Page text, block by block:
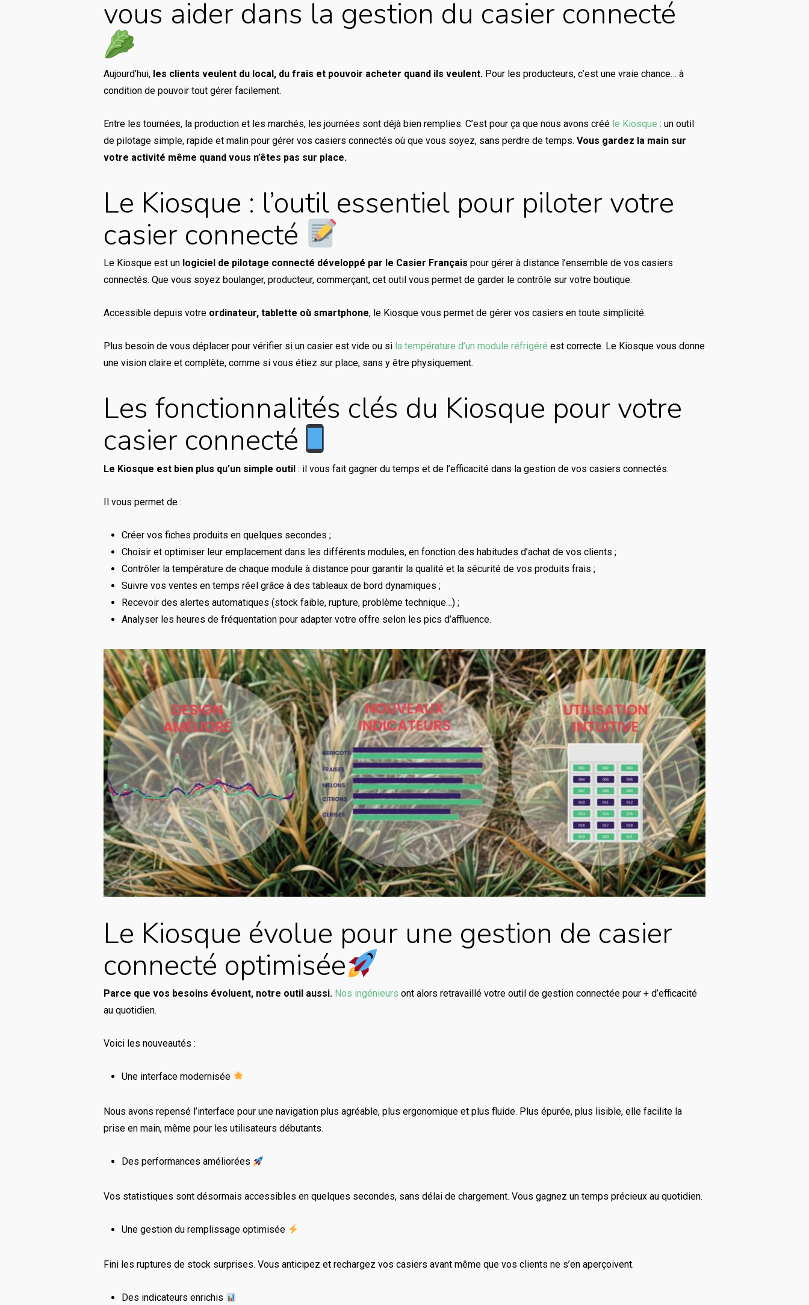
vous aider dans la gestion du casier connecté
Aujourd’hui, les clients veulent du local, du frais et pouvoir acheter quand ils veulent. Pour les producteurs, c’est une vraie chance… à
condition de pouvoir tout gérer facilement.
Entre les tournées, la production et les marchés, les journées sont déjà bien remplies. C’est pour ça que nous avons créé le Kiosque : un outil
de pilotage simple, rapide et malin pour gérer vos casiers connectés où que vous soyez, sans perdre de temps. Vous gardez la main sur
votre activité même quand vous n’êtes pas sur place.
Le Kiosque : l’outil essentiel pour piloter votre
casier connecté
Le Kiosque est un logiciel de pilotage connecté développé par le Casier Français pour gérer à distance l’ensemble de vos casiers
connectés. Que vous soyez boulanger, producteur, commerçant, cet outil vous permet de garder le contrôle sur votre boutique.
Accessible depuis votre ordinateur, tablette où smartphone, le Kiosque vous permet de gérer vos casiers en toute simplicité.
Plus besoin de vous déplacer pour vérifier si un casier est vide ou si la température d’un module réfrigéré est correcte. Le Kiosque vous donne
une vision claire et complète, comme si vous étiez sur place, sans y être physiquement.
Les fonctionnalités clés du Kiosque pour votre
casier connecté
Le Kiosque est bien plus qu’un simple outil : il vous fait gagner du temps et de l’efficacité dans la gestion de vos casiers connectés.
Il vous permet de :
Créer vos fiches produits en quelques secondes ;
Choisir et optimiser leur emplacement dans les différents modules, en fonction des habitudes d’achat de vos clients ;
Contrôler la température de chaque module à distance pour garantir la qualité et la sécurité de vos produits frais ;
Suivre vos ventes en temps réel grâce à des tableaux de bord dynamiques ;
Recevoir des alertes automatiques (stock faible, rupture, problème technique…) ;
Analyser les heures de fréquentation pour adapter votre offre selon les pics d’affluence.
Le Kiosque évolue pour une gestion de casier
connecté optimisée
Parce que vos besoins évoluent, notre outil aussi. Nos ingénieurs ont alors retravaillé votre outil de gestion connectée pour + d’efficacité
au quotidien.
Voici les nouveautés :
Une interface modernisée
Nous avons repensé l’interface pour une navigation plus agréable, plus ergonomique et plus fluide. Plus épurée, plus lisible, elle facilite la
prise en main, même pour les utilisateurs débutants.
Des performances améliorées
Vos statistiques sont désormais accessibles en quelques secondes, sans délai de chargement. Vous gagnez un temps précieux au quotidien.
Une gestion du remplissage optimisée
Fini les ruptures de stock surprises. Vous anticipez et rechargez vos casiers avant même que vos clients ne s’en aperçoivent.
Des indicateurs enrichis